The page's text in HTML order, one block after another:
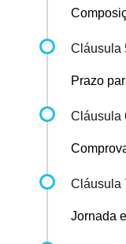
Cláusula
Prazo
Cláusula
Cláusula
Jornada